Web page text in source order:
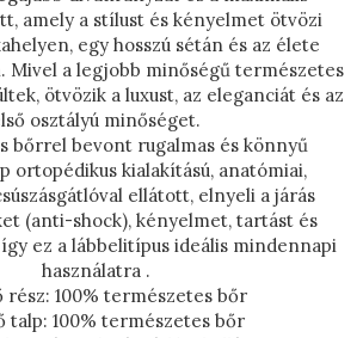
ÉS
KLUMPA
-
amely a stílust és kényelmet ötvözi
egy hosszú sétán és az élete
Mivel a legjobb minőségű természetes
ötvözik a luxust, az eleganciát és az
osztályú minőséget.
bőrrel bevont rugalmas és könnyű
ortopédikus kialakítású, anatómiai,
ellátott, elnyeli a járás
(anti-shock), kényelmet, tartást és
ez a lábbelitípus ideális mindennapi
használatra .
rész: 100% természetes bőr
talp: 100% természetes bőr